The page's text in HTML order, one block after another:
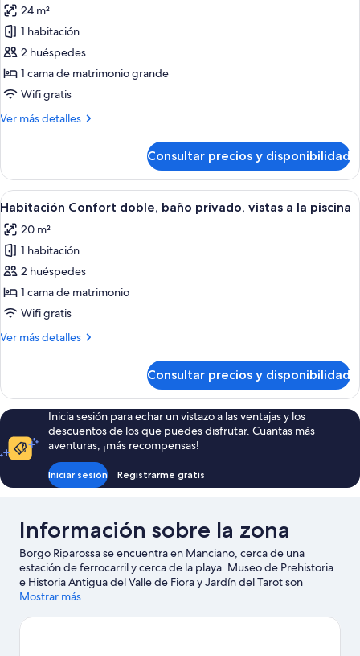
a
la
piscina
fotos
de
Habitación
Deluxe
doble,
privado,
viñedo
24 m²
1 habitación
2 huéspedes
1 cama de matrimonio grande
Wifi gratis
Ver más detalles
Más
Deluxe
doble,
baño
vistas
al
viñedo
Consultar precios y disponibilidad
Abrir
todas
las
fotos
de
Habitación
Confort
baño
a
la
piscina
Un dormitorio con una cama
6
Habitación Confort doble, baño privado, vistas a la piscina
20 m²
1 habitación
2 huéspedes
1 cama de matrimonio
Wifi gratis
Ver más detalles
Más
Confort
doble,
baño
privado,
vistas
la
Consultar precios y disponibilidad
Inicia sesión para echar un vistazo a las ventajas y los
descuentos de los que puedes disfrutar. Cuantas más
aventuras, ¡más recompensas!
Iniciar sesión Registrarme gratis
Información sobre la zona
Borgo Riparossa se encuentra en Manciano, cerca de una
estación de ferrocarril y cerca de la playa. Museo de Prehistoria
e Historia Antigua del Valle de Fiora y Jardín del Tarot son
lugares fundamentales para los aficionados a la cultura en esta
como Parque de luces y emociones de Fontermosa y Villa
Mostrar más